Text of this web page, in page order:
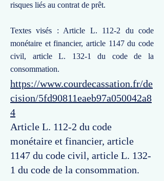
risques liés au contrat de prêt.
Textes visés : Article L. 112-2 du code
monétaire et financier, article 1147 du code
civil, article L. 132-1 du code de la
consommation.
https://www.courdecassation.fr/de
cision/5fd90811eaeb97a050042a8
4
Article L. 112-2 du code
monétaire et financier, article
1147 du code civil, article L. 132-
1 du code de la consommation.